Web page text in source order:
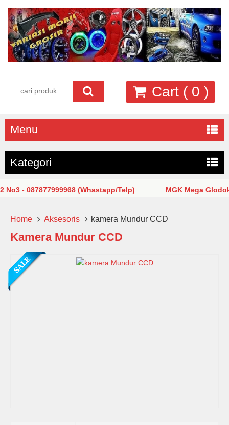
Cart ( 0 )
Menu
Kategori
- 087877999968 (Whastapp/Telp) MGK Mega Glodok
Home Aksesoris kamera Mundur CCD
Kamera Mundur CCD